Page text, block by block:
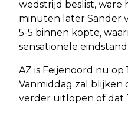
wedstrijd beslist, ware
minuten later Sander
5-5 binnen kopte,
sensationele eindstand.
AZ is Feijenoord nu
Vanmiddag zal blijken
verder uitlopen of dat